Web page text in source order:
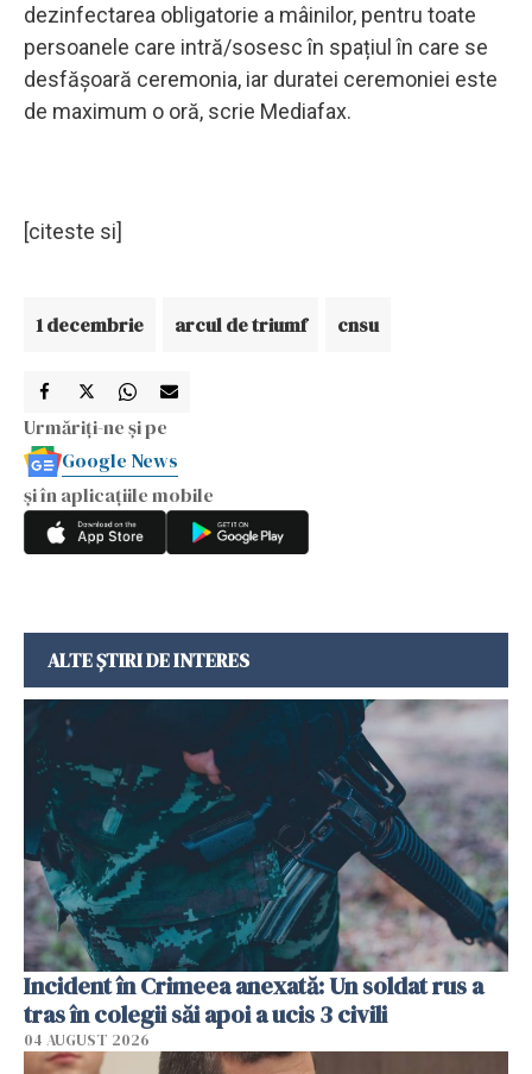
dezinfectarea obligatorie a mâinilor, pentru toate
persoanele care intră/sosesc în spațiul în care se
desfășoară ceremonia, iar duratei ceremoniei este
de maximum o oră, scrie Mediafax.
[citeste si]
1 decembrie arcul de triumf cnsu
Urmăriți-ne și pe
Google News
și în aplicațiile mobile
ALTE ȘTIRI DE INTERES
Incident în Crimeea anexată: Un soldat rus a
tras în colegii săi apoi a ucis 3 civili
04 AUGUST 2026